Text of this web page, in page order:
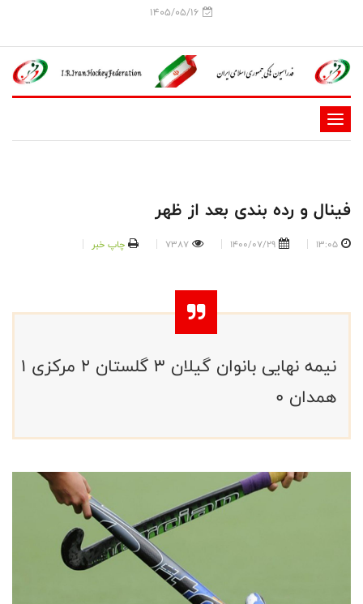
1405/05/16
-
-
-
-
فینال و رده بندی بعد از ظهر
13:05
1400/07/29
7387 چاپ خبر
نیمه نهایی بانوان گیلان 3 گلستان 2 مرکزی 1
همدان 0